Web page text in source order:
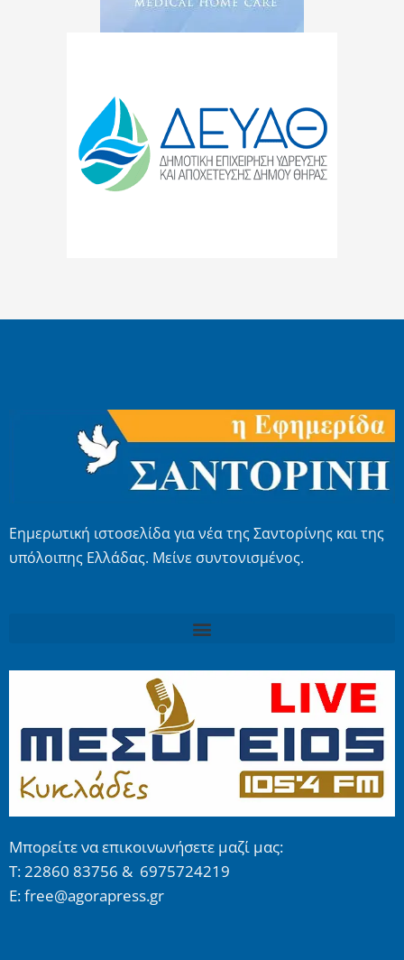
Εημερωτική ιστοσελίδα για νέα της Σαντορίνης και της
υπόλοιπης Ελλάδας. Μείνε συντονισμένος.
Μπορείτε να επικοινωνήσετε μαζί μας:
Τ: 22860 83756 & 6975724219
E: free@agorapress.gr